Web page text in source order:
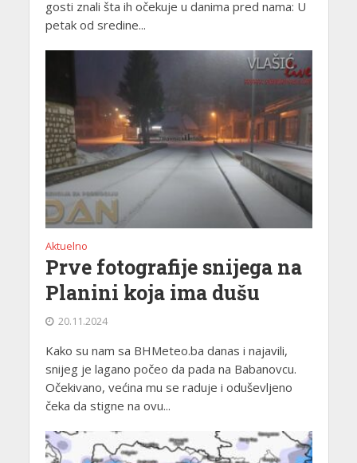
gosti znali šta ih očekuje u danima pred nama: U
petak od sredine...
Aktuelno
Prve fotografije snijega na
Planini koja ima dušu
20.11.2024
Kako su nam sa BHMeteo.ba danas i najavili,
snijeg je lagano počeo da pada na Babanovcu.
Očekivano, većina mu se raduje i oduševljeno
čeka da stigne na ovu...